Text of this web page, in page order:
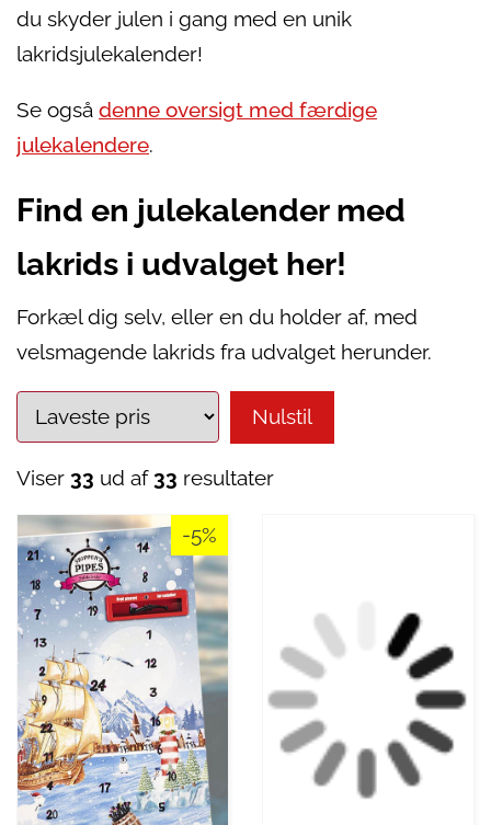
du skyder julen i gang med en unik
lakridsjulekalender!
Se også denne oversigt med færdige
julekalendere.
Find en julekalender med
lakrids i udvalget her!
Forkæl dig selv, eller en du holder af, med
velsmagende lakrids fra udvalget herunder.
Nulstil
Viser 33 ud af 33 resultater
-5%